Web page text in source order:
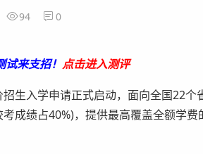
94 0
来支招！ 点击进入测评
入学申请正式启动，面向全国22个
成绩占40%)，提供最高覆盖全额学